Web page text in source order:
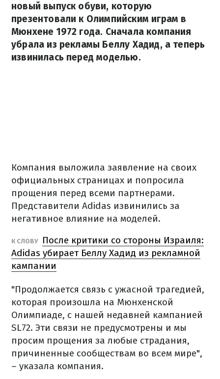
новый выпуск обуви, которую
презентовали к Олимпийским играм в
Мюнхене 1972 года. Сначала компания
убрала из рекламы Беллу Хадид, а теперь
извинилась перед моделью.
Компания выложила заявление на своих
официальных страницах и попросила
прощения перед всеми партнерами.
Представители Adidas извинились за
негативное влияние на моделей.
К СЛОВУ
После критики со стороны Израиля:
Adidas убирает Беллу Хадид из рекламной
кампании
"Продолжается связь с ужасной трагедией,
которая произошла на Мюнхенской
Олимпиаде, с нашей недавней кампанией
SL72. Эти связи не предусмотрены и мы
просим прощения за любые страдания,
причиненные сообществам во всем мире",
– указала компания.